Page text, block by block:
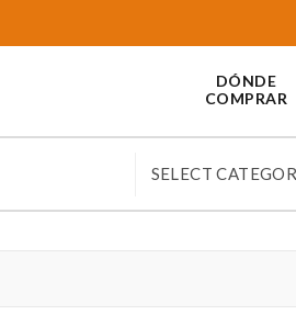
DÓNDE
COMPRAR
SELECT